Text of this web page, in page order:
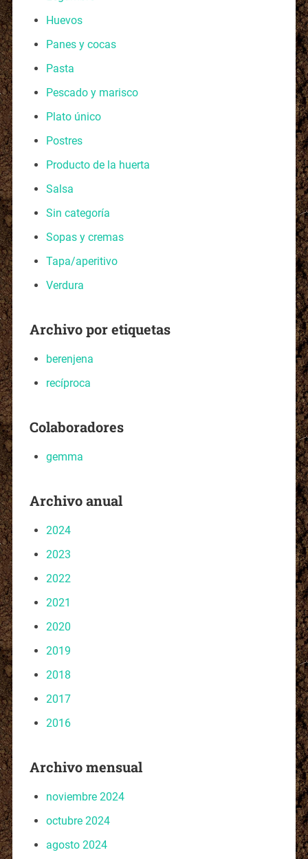
Huevos
Panes y cocas
Pasta
Pescado y marisco
Plato único
Postres
Producto de la huerta
Salsa
Sin categoría
Sopas y cremas
Tapa/aperitivo
Verdura
Archivo por etiquetas
berenjena
recíproca
Colaboradores
gemma
Archivo anual
2024
2023
2022
2021
2020
2019
2018
2017
2016
Archivo mensual
noviembre 2024
octubre 2024
agosto 2024